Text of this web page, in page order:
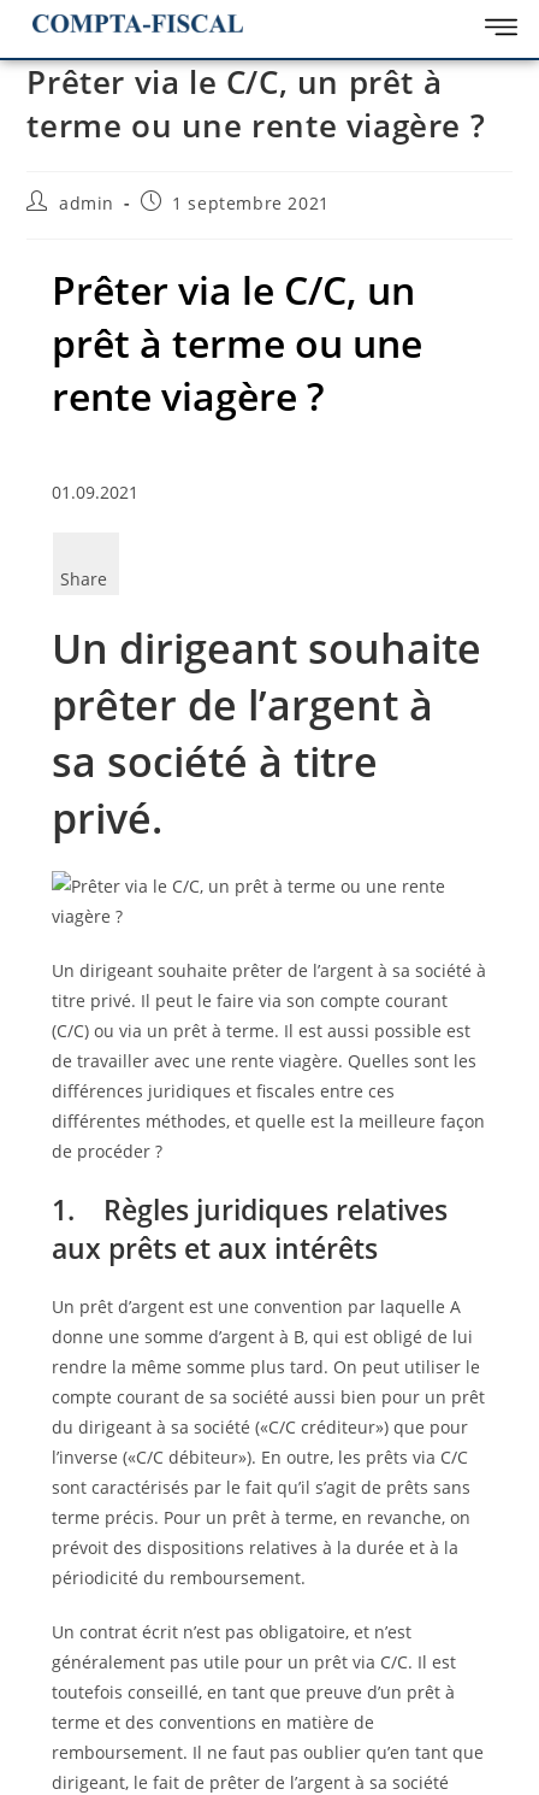
Prêter via le C/C, un prêt à
terme ou une rente viagère ?
admin 1 septembre 2021
Prêter via le C/C, un
prêt à terme ou une
rente viagère ?
01.09.2021
Share
Un dirigeant souhaite
prêter de l’argent à
sa société à titre
privé.
Un dirigeant souhaite prêter de l’argent à sa société à
titre privé. Il peut le faire via son compte courant
(C/C) ou via un prêt à terme. Il est aussi possible est
de travailler avec une rente viagère. Quelles sont les
différences juridiques et fiscales entre ces
différentes méthodes, et quelle est la meilleure façon
de procéder ?
1. Règles juridiques relatives
aux prêts et aux intérêts
Un prêt d’argent est une convention par laquelle A
donne une somme d’argent à B, qui est obligé de lui
rendre la même somme plus tard. On peut utiliser le
compte courant de sa société aussi bien pour un prêt
du dirigeant à sa société («C/C créditeur») que pour
l’inverse («C/C débiteur»). En outre, les prêts via C/C
sont caractérisés par le fait qu’il s’agit de prêts sans
terme précis. Pour un prêt à terme, en revanche, on
prévoit des dispositions relatives à la durée et à la
périodicité du remboursement.
Un contrat écrit n’est pas obligatoire, et n’est
généralement pas utile pour un prêt via C/C. Il est
toutefois conseillé, en tant que preuve d’un prêt à
terme et des conventions en matière de
remboursement. Il ne faut pas oublier qu’en tant que
dirigeant, le fait de prêter de l’argent à sa société